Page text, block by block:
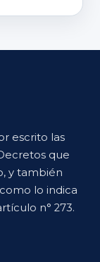
escrito las
que
y también
lo indica
n° 273.